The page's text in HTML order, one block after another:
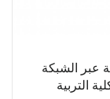
عبر الشبكة
التربية